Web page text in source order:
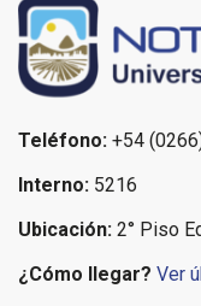
Teléfono: +54
Interno: 5216
Ubicación: 2° Piso
¿Cómo llegar? Ver